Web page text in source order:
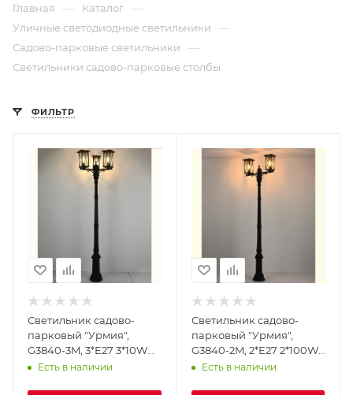
Главная — Каталог —
Уличные светодиодные светильники —
Садово-парковые светильники —
Светильники садово-парковые столбы
ФИЛЬТР
Светильник садово-
парковый "Урмия",
G3840-3M, 3*Е27 3*10W
IP44 р=2,56m, черный
Есть в наличии
Светильник садово-
парковый "Урмия",
G3840-2M, 2*Е27 2*100W
IP44 h=2.56m, черный
Есть в наличии